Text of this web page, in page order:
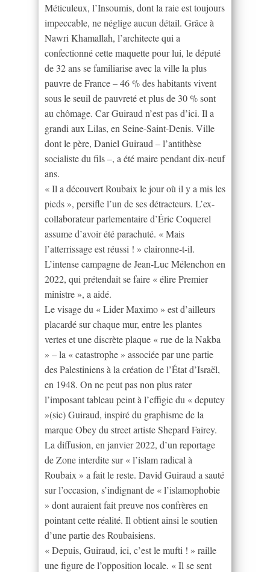
Méticuleux, l’Insoumis, dont la raie est toujours
impeccable, ne néglige aucun détail. Grâce à
Nawri Khamallah, l’architecte qui a
confectionné cette maquette pour lui, le député
de 32 ans se familiarise avec la ville la plus
pauvre de France – 46 % des habitants vivent
sous le seuil de pauvreté et plus de 30 % sont
au chômage. Car Guiraud n’est pas d’ici. Il a
grandi aux Lilas, en Seine-Saint-Denis. Ville
dont le père, Daniel Guiraud – l’antithèse
socialiste du fils –, a été maire pendant dix-neuf
ans.
« Il a découvert Roubaix le jour où il y a mis les
pieds », persifle l’un de ses détracteurs. L’ex-
collaborateur parlementaire d’Éric Coquerel
assume d’avoir été parachuté. « Mais
l’atterrissage est réussi ! » claironne-t-il.
L’intense campagne de Jean-Luc Mélenchon en
2022, qui prétendait se faire « élire Premier
ministre », a aidé.
Le visage du « Lider Maximo » est d’ailleurs
placardé sur chaque mur, entre les plantes
vertes et une discrète plaque « rue de la Nakba
» – la « catastrophe » associée par une partie
des Palestiniens à la création de l’État d’Israël,
en 1948. On ne peut pas non plus rater
l’imposant tableau peint à l’effigie du « deputey
»(sic) Guiraud, inspiré du graphisme de la
marque Obey du street artiste Shepard Fairey.
La diffusion, en janvier 2022, d’un reportage
de Zone interdite sur « l’islam radical à
Roubaix » a fait le reste. David Guiraud a sauté
sur l’occasion, s’indignant de « l’islamophobie
» dont auraient fait preuve nos confrères en
pointant cette réalité. Il obtient ainsi le soutien
d’une partie des Roubaisiens.
« Depuis, Guiraud, ici, c’est le mufti ! » raille
une figure de l’opposition locale. « Il se sent